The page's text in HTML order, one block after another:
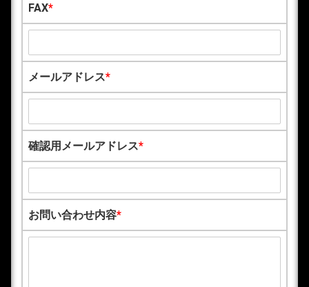
FAX*
メールアドレス*
確認用メールアドレス*
お問い合わせ内容*